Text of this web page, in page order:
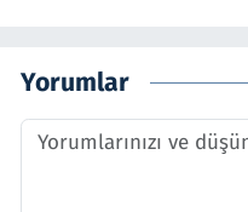
Yorumlar